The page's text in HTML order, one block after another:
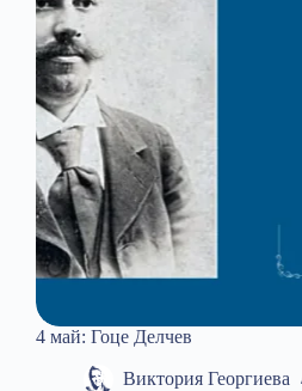
4 май: Гоце Делчев
Виктория Георгиева